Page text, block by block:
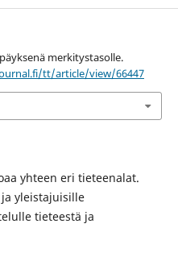
merkitystasolle.
tt/article/view/66447
yhteen eri tieteenalat.
yleistajuisille
tieteestä ja